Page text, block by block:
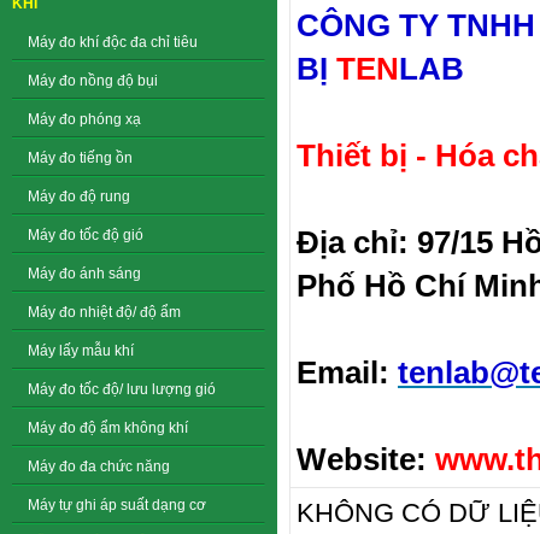
KHÍ
Máy đo khí độc đa chỉ tiêu
Máy đo nồng độ bụi
Máy đo phóng xạ
Máy đo tiếng ồn
Máy đo độ rung
Máy đo tốc độ gió
Máy đo ánh sáng
Máy đo nhiệt độ/ độ ẩm
Máy lấy mẫu khí
Máy đo tốc độ/ lưu lượng gió
Máy đo độ ẩm không khí
Máy đo đa chức năng
Máy tự ghi áp suất dạng cơ
CÔNG TY
BỊ TENLAB
Thiết bị - Hóa
Địa chỉ: 97/15
Phố Hồ Chí
Email:
Website:
KHÔNG CÓ DỮ